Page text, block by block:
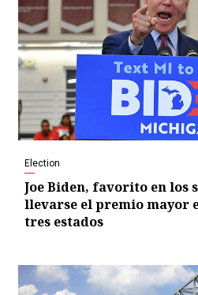
Election
Joe Biden, favorito en los
llevarse el premio mayor
tres estados